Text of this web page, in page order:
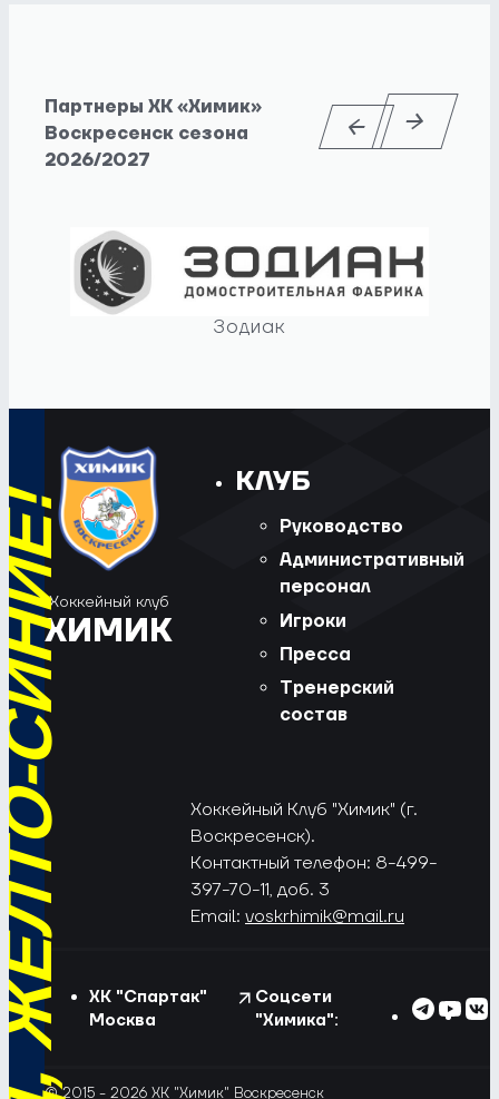
Партнеры ХК «Химик»
Воскресенск сезона
2026/2027
Зодиак
Хоккейный клуб
ХИМИК
КЛУБ
Руководство
Административный
персонал
Игроки
Пресса
Тренерский
состав
Хоккейный Клуб "Химик" (г.
Воскресенск).
Контактный телефон: 8-499-
397-70-11, доб. 3
Email: voskrhimik@mail.ru
ХК "Спартак"
Москва
Соцсети
"Химика":
© 2015 - 2026 ХК "Химик" Воскресенск